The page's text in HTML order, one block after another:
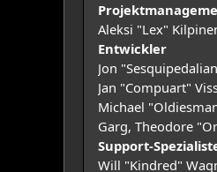
Aleksi "Lex"
Entwickler
Jon
Jan "Compuart"
Michael
Garg, Theodore
Support-
Will "Kindred"